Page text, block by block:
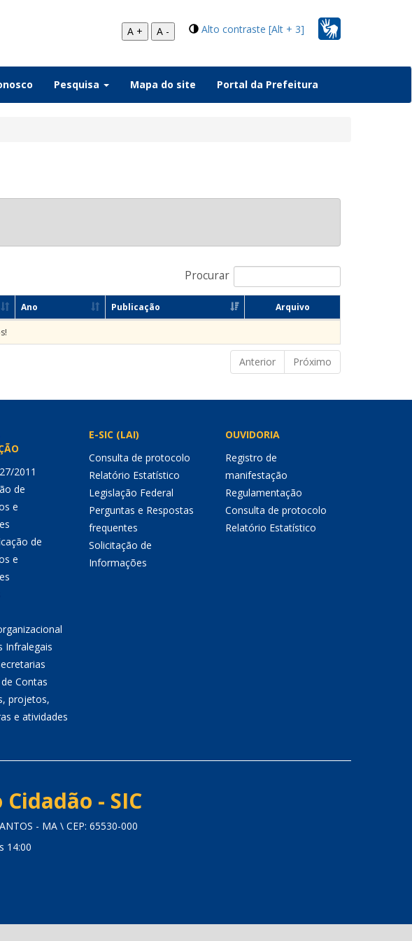
Alto contraste [Alt + 3]
A + A -
Pesquisa Mapa do site Portal da Prefeitura
Procurar
Ano Publicação Arquivo
Anterior Próximo
2011
de
e
de
e
Infralegais
Contas
projetos,
e atividades
E-SIC (LAI)
Consulta de protocolo
Relatório Estatístico
Legislação Federal
Perguntas e Respostas
frequentes
Solicitação de
Informações
OUVIDORIA
Registro de
manifestação
Regulamentação
Consulta de protocolo
Relatório Estatístico
- SIC
- MA \ CEP: 65530-000
14:00